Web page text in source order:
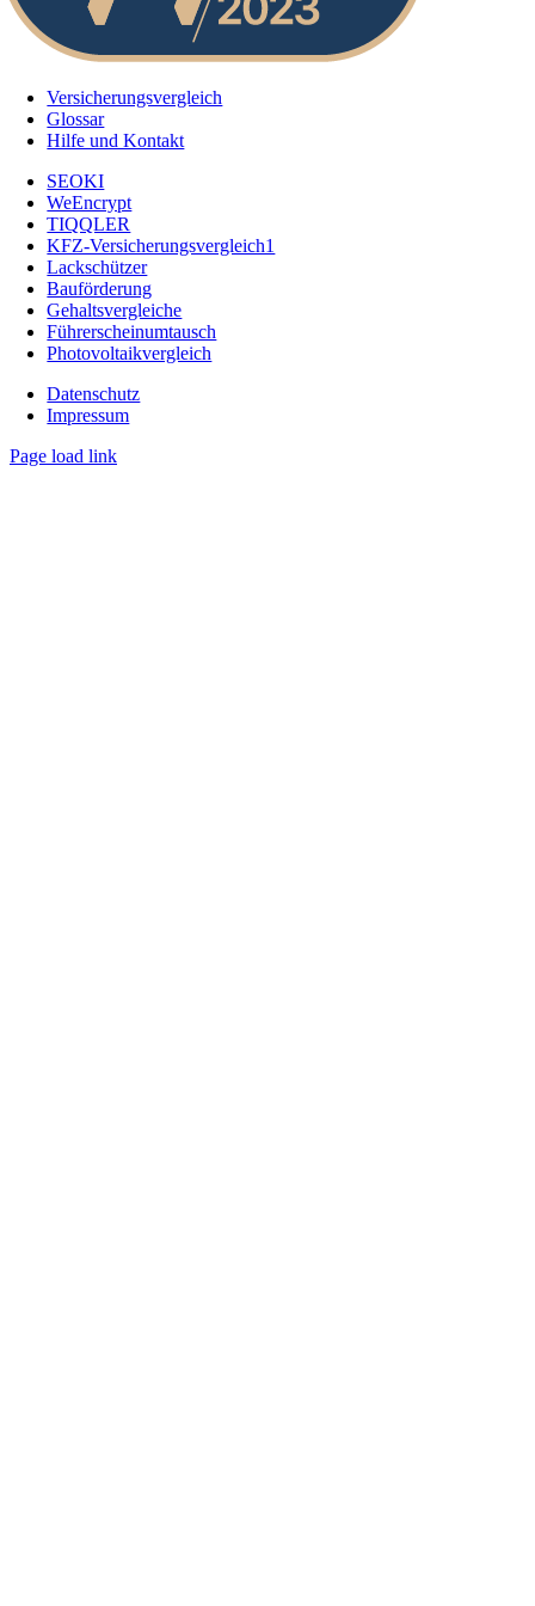
Versicherungsvergleich
Glossar
Hilfe und Kontakt
SEOKI
WeEncrypt
TIQQLER
KFZ-Versicherungsvergleich1
Lackschützer
Bauförderung
Gehaltsvergleiche
Führerscheinumtausch
Photovoltaikvergleich
Datenschutz
Impressum
Page load link